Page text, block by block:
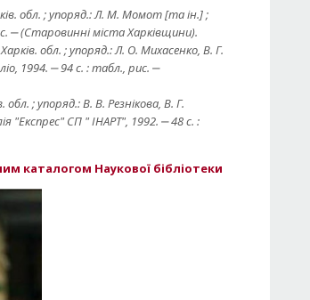
обл. ; упоряд.: Л. М. Момот [та ін.] ;
‒ (Стаpовинні мiста Хаpкiвщини).
обл. ; упоряд.: Л. О. Михасенко, В. Г.
1994. ‒ 94 с. : табл., рис. ‒
; упоряд.: В. В. Резнікова, В. Г.
"Експpес" СП " ІНАРТ", 1992. ‒ 48 с. :
каталогом Наукової бібліотеки